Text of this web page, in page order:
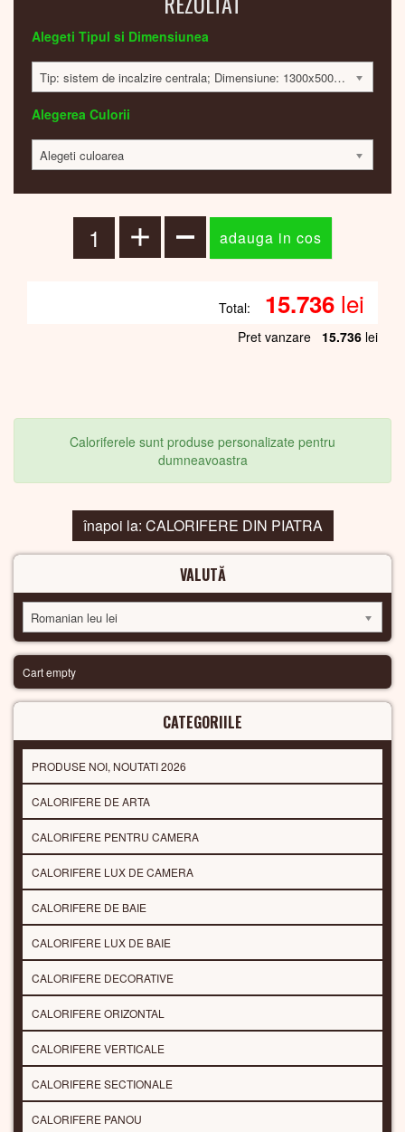
Alegeti Tipul si Dimensiunea
Tip: sistem de incalzire centrala; Dimensiune: 1300x500x30mm; 579 Watt; 15688 lei
Alegerea Culorii
Alegeti culoarea
Total: 15.736 lei
Pret vanzare 15.736 lei
Caloriferele sunt produse personalizate pentru
dumneavoastra
înapoi la: CALORIFERE DIN PIATRA
VALUTĂ
Romanian leu lei
Cart empty
CATEGORIILE
PRODUSE NOI, NOUTATI 2026
CALORIFERE DE ARTA
CALORIFERE PENTRU CAMERA
CALORIFERE LUX DE CAMERA
CALORIFERE DE BAIE
CALORIFERE LUX DE BAIE
CALORIFERE DECORATIVE
CALORIFERE ORIZONTAL
CALORIFERE VERTICALE
CALORIFERE SECTIONALE
CALORIFERE PANOU